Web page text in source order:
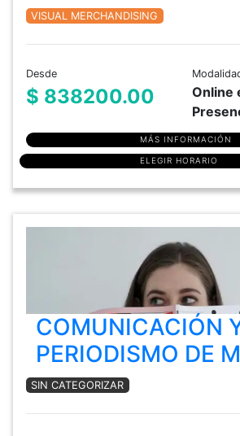
VISUAL MERCHANDISING
Desde
$ 838200.00
Online
MÁS INFORMACIÓN
ELEGIR HORARIO
COMUNICACIÓN
PERIODISMO DE
SIN CATEGORIZAR